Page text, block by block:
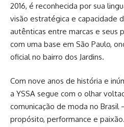
2016, é reconhecida por sua
visão estratégica e capacidade
autênticas entre marcas e seus
com uma base em São Paulo,
oficial no bairro dos Jardins.
Com nove anos de história e
a YSSA segue com o olhar
comunicação de moda no
propósito, performance e paixão.